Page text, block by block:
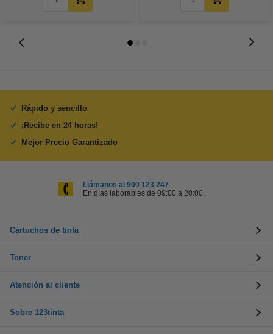
Rápido y sencillo
¡Recibe en 24 horas!
Mejor Precio Garantizado
Llámanos al 900 123 247
En días laborables de 09:00 a 20:00.
Cartuchos de tinta
Toner
Atención al cliente
Sobre 123tinta